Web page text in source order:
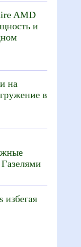
AMD
и
на
в
избегая